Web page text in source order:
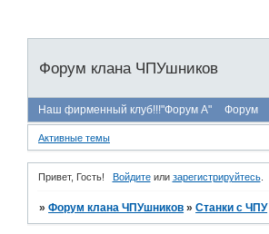
Форум клана ЧПУшников
Наш фирменный клуб!!!"Форум А" Форум
Активные темы
Привет, Гость! Войдитеили зарегистрируйтесь.
»Форум клана ЧПУшников »Станки с ЧПУ